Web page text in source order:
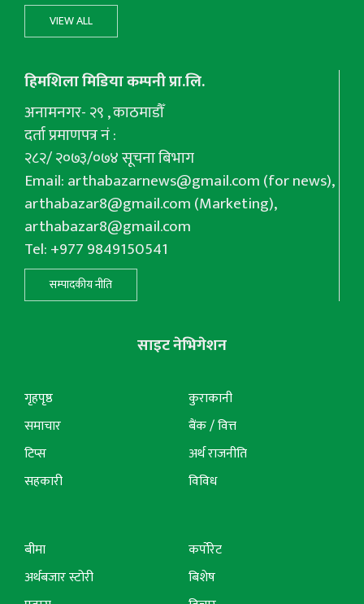
VIEW ALL
हिमशिला मिडिया कम्पनी प्रा.लि.
अनामनगर- २९ , काठमाडौँ
दर्ता प्रमाणपत्र नं :
२८२/ २०७३/०७४ सूचना बिभाग
Email:arthabazarnews@gmail.com(for news),
arthabazar8@gmail.com(Marketing),
arthabazar8@gmail.com
Tel: +977 9849150541
सम्पादकीय नीति
साइट नेभिगेशन
गृहपृष्ठ
समाचार
टिप्स
सहकारी
कुराकानी
बैंक / वित्त
अर्थ राजनीति
विविध
बीमा
अर्थबजार स्टोरी
कर्पोरेट
बिशेष